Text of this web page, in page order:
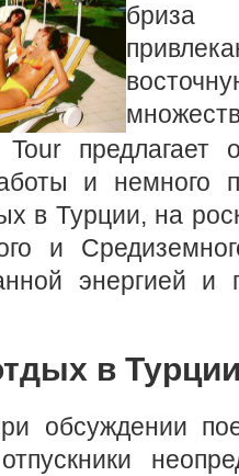
предлагает
и немного
в Турции, на
и
энергией и
в
обсуждении